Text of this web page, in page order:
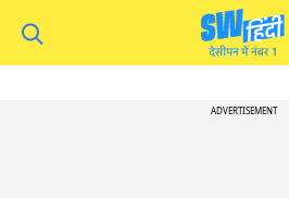
ADVERTISEMENT